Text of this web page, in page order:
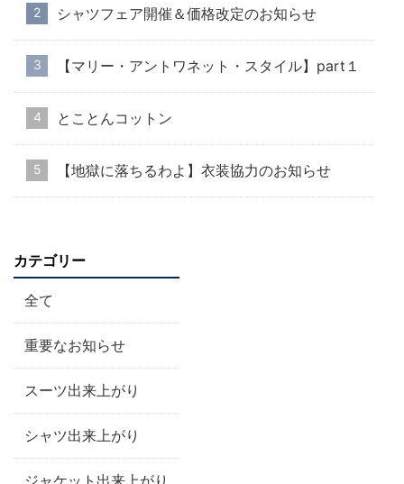
シャツフェア開催＆価格改定のお知らせ
【マリー・アントワネット・スタイル】part１
とことんコットン
【地獄に落ちるわよ】衣装協力のお知らせ
カテゴリー
全て
重要なお知らせ
スーツ出来上がり
シャツ出来上がり
ジャケット出来上がり